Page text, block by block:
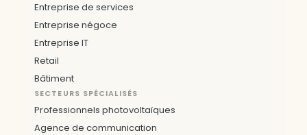
Entreprise de services
Entreprise négoce
Entreprise IT
Retail
Bâtiment
SECTEURS SPÉCIALISÉS
Professionnels photovoltaïques
Agence de communication